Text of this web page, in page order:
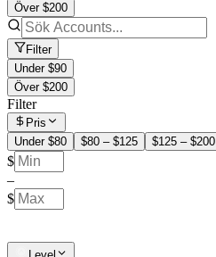
Över $200
Filter
Under $90
Över $200
Filter
Pris
Under $80
$80 – $125 $125 – $200
$
–
$